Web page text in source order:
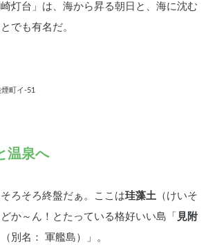
灯台」は、海から昇る朝日と、海に沈む
でも有名だ。
町イ-51
温泉へ
ろそろ終盤だぁ。ここは珪藻土 （けいそ
か～ん！とたっている格好いい島「 見附
別名： 軍艦島）」。